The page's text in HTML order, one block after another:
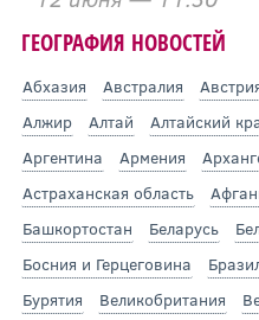
ГЕОГРАФИЯ НОВОСТЕЙ
Абхазия Австралия
Алжир
Алтай Алтайский
Аргентина
Армения
Астраханская область
Башкортостан
Беларусь
Босния и Герцеговина
Бурятия
Великобритания